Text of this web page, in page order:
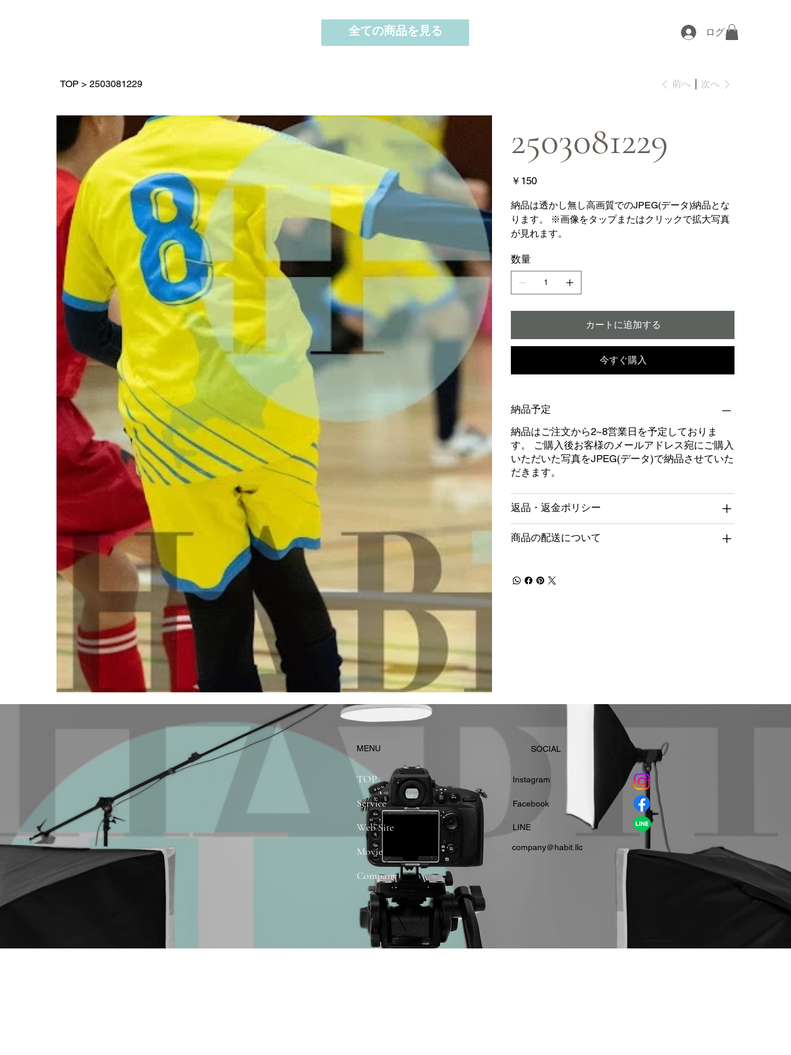
ログイン
全ての商品を見る
TOP > 2503081229 前へ 次へ
2503081229
価
格
￥150
納品は透かし無し高画質でのJPEG(データ)納品とな
ります。 ※画像をタップまたはクリックで拡大写真
が見れます。
数量
カートに追加する
今すぐ購入
納品予定
納品はご注文から2~8営業日を予定しておりま
す。 ご購入後お客様のメールアドレス宛にご購入
いただいた写真をJPEG(データ)で納品させていた
だきます。
返品・返金ポリシー
商品の配送について
​MENU
TOP
Service
Web Site
Movie
Company
​SOCIAL
Instagram
​Facebook
​LINE
company＠habit.llc